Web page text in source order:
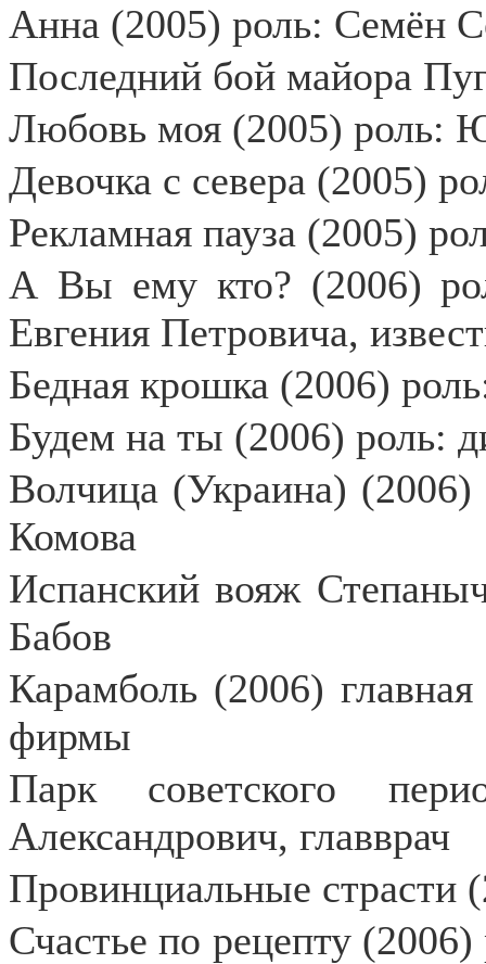
Анна (2005) роль: Семён
Последний бой майора
Любовь моя (2005) роль:
Девочка с севера (2005)
Рекламная пауза (2005)
А Вы ему кто? (2006)
Евгения Петровича,
Бедная крошка (2006)
Будем на ты (2006) роль:
Волчица (Украина) (2006)
Комова
Испанский вояж
Бабов
Карамболь (2006)
фирмы
Парк советского
Александрович, главврач
Провинциальные страсти
Счастье по рецепту